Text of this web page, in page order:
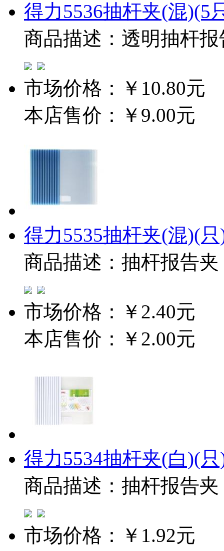
得力5536抽杆夹(混)(5
商品描述：透明抽杆报
市场价格：
￥10.80元
本店售价：
￥9.00元
得力5535抽杆夹(混)(
商品描述：抽杆报告夹
市场价格：
￥2.40元
本店售价：
￥2.00元
得力5534抽杆夹(白)(
商品描述：抽杆报告夹
市场价格：
￥1.92元